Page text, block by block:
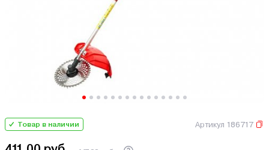
Товар в наличии Артикул 186717